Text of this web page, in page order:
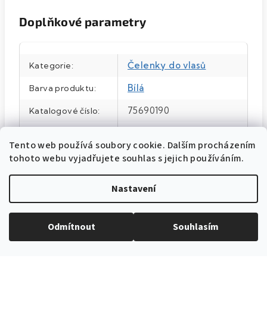
Tento web používá soubory cookie. Dalším procházením
tohoto webu vyjadřujete souhlas s jejich používáním.
Nastavení
Odmítnout Souhlasím
Doplňkové parametry
Kategorie: Čelenky do vlasů
Barva produktu: Bílá
Katalogové číslo: 75690190
Materiál: Motýlek 100% polyester
Barva: Bílá